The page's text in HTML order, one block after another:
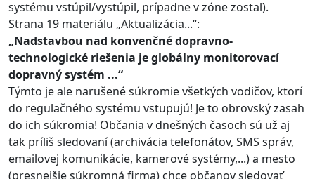
systému vstúpil/vystúpil, prípadne v zóne zostal).
Strana 19 materiálu „Aktualizácia...“:
„Nadstavbou nad konvenčné dopravno-
technologické riešenia je globálny monitorovací
dopravný systém ...“
Týmto je ale narušené súkromie všetkých vodičov, ktorí
do regulačného systému vstupujú! Je to obrovský zasah
do ich súkromia! Občania v dnešných časoch sú už aj
tak príliš sledovaní (archivácia telefonátov, SMS správ,
emailovej komunikácie, kamerové systémy,...) a mesto
(presnejšie súkromná firma) chce občanov sledovať